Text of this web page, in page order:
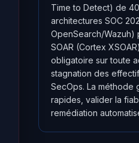
Time to Detect) de
architectures SOC
OpenSearch/Wazuh)
SOAR (Cortex
obligatoire sur toute
stagnation des
SecOps. La méthode
rapides, valider la
remédiation